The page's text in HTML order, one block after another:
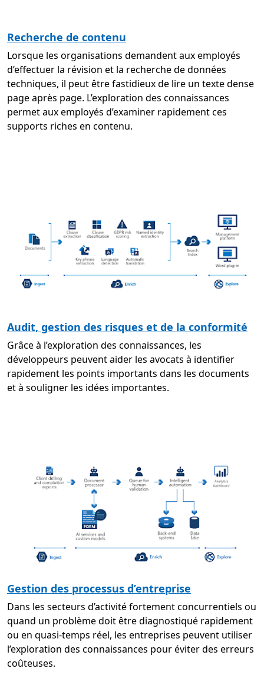
Recherche de contenu
Lorsque les organisations demandent aux employés
d’effectuer la révision et la recherche de données
techniques, il peut être fastidieux de lire un texte dense
page après page. L’exploration des connaissances
permet aux employés d’examiner rapidement ces
supports riches en contenu.
Audit, gestion des risques et de la conformité
Grâce à l’exploration des connaissances, les
développeurs peuvent aider les avocats à identifier
rapidement les points importants dans les documents
et à souligner les idées importantes.
Gestion des processus d’entreprise
Dans les secteurs d’activité fortement concurrentiels ou
quand un problème doit être diagnostiqué rapidement
ou en quasi-temps réel, les entreprises peuvent utiliser
l’exploration des connaissances pour éviter des erreurs
coûteuses.